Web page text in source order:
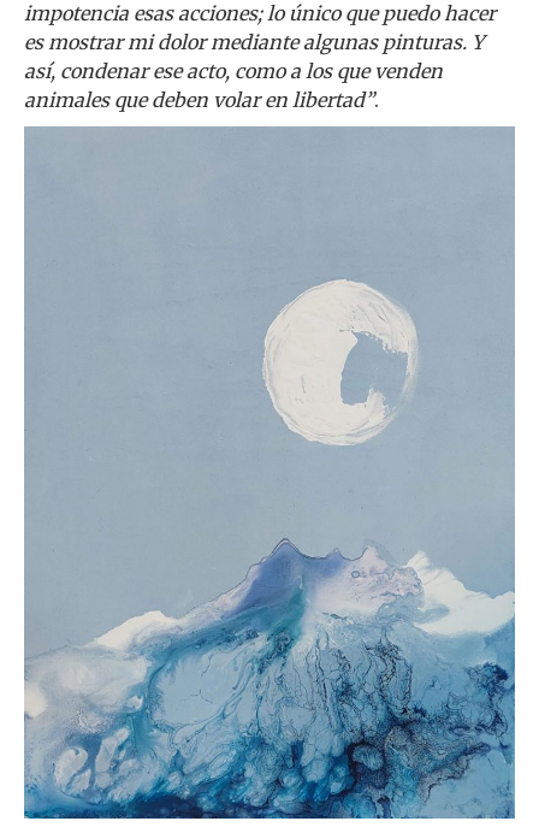
impotencia esas acciones; lo único que puedo hacer
es mostrar mi dolor mediante algunas pinturas. Y
así, condenar ese acto, como a los que venden
animales que deben volar en libertad”.